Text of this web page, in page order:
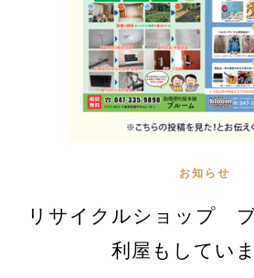
お知らせ
リサイクルショップ
利屋もしてい